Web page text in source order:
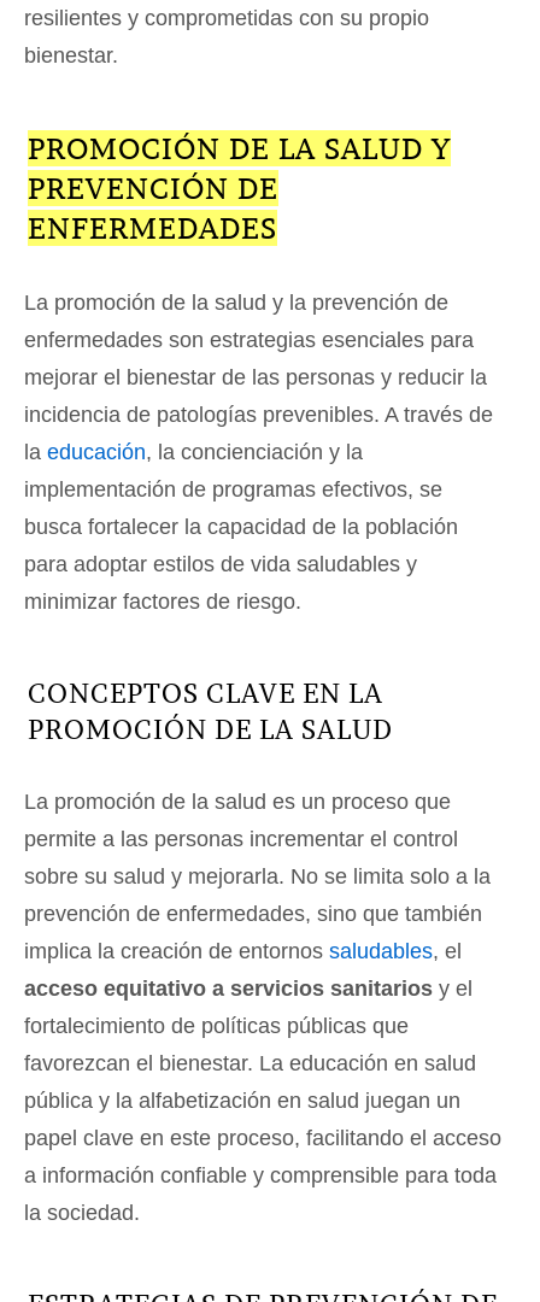
resilientes y comprometidas con su propio
bienestar.
PROMOCIÓN DE LA SALUD Y
PREVENCIÓN DE
ENFERMEDADES
La promoción de la salud y la prevención de
enfermedades son estrategias esenciales para
mejorar el bienestar de las personas y reducir la
incidencia de patologías prevenibles. A través de
la educación, la concienciación y la
implementación de programas efectivos, se
busca fortalecer la capacidad de la población
para adoptar estilos de vida saludables y
minimizar factores de riesgo.
CONCEPTOS CLAVE EN LA
PROMOCIÓN DE LA SALUD
La promoción de la salud es un proceso que
permite a las personas incrementar el control
sobre su salud y mejorarla. No se limita solo a la
prevención de enfermedades, sino que también
implica la creación de entornos saludables, el
acceso equitativo a servicios sanitarios y el
fortalecimiento de políticas públicas que
favorezcan el bienestar. La educación en salud
pública y la alfabetización en salud juegan un
papel clave en este proceso, facilitando el acceso
a información confiable y comprensible para toda
la sociedad.